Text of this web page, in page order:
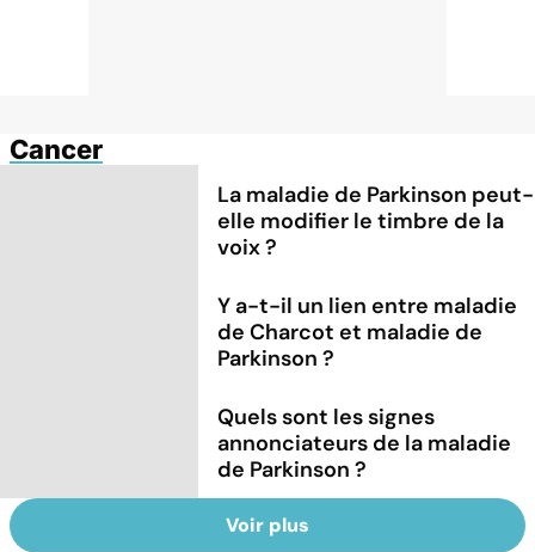
Cancer
La maladie de Parkinson peut-
elle modifier le timbre de la
voix ?
Y a-t-il un lien entre maladie
de Charcot et maladie de
Parkinson ?
Quels sont les signes
annonciateurs de la maladie
de Parkinson ?
Voir plus